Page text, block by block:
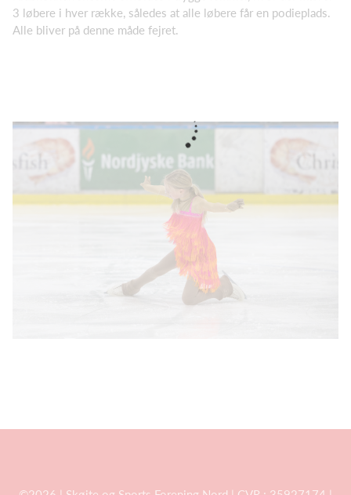
3 løbere i hver række, således at alle løbere får en podieplads.
Alle bliver på denne måde fejret.